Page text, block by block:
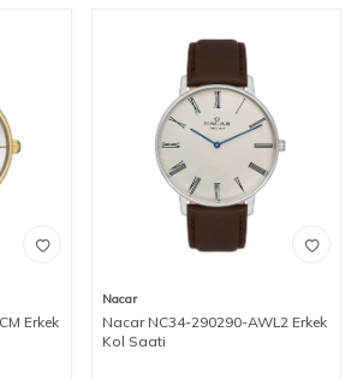
Erkek
Nacar
Nacar NC34-290290-AWL2 Erkek
Kol Saati